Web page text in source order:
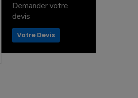
Demander votre
devis
Votre Devis